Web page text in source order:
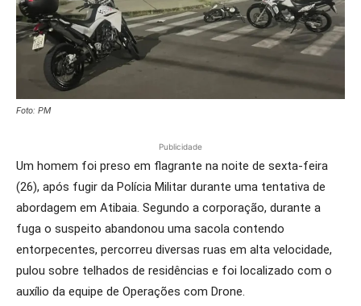
Foto: PM
Publicidade
Um homem foi preso em flagrante na noite de sexta-feira
(26), após fugir da Polícia Militar durante uma tentativa de
abordagem em Atibaia. Segundo a corporação, durante a
fuga o suspeito abandonou uma sacola contendo
entorpecentes, percorreu diversas ruas em alta velocidade,
pulou sobre telhados de residências e foi localizado com o
auxílio da equipe de Operações com Drone.